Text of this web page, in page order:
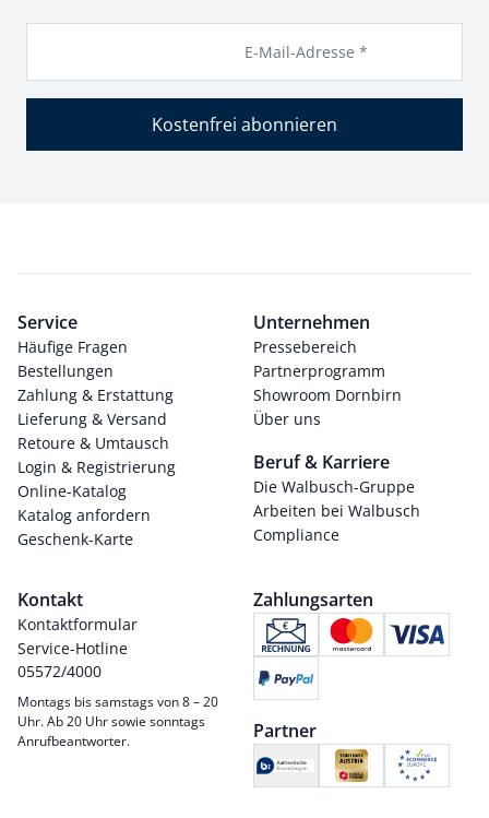
E-Mail-Adresse *
Kostenfrei abonnieren
Service
Häufige Fragen
Bestellungen
Zahlung & Erstattung
Lieferung & Versand
Retoure & Umtausch
Login & Registrierung
Online-Katalog
Katalog anfordern
Geschenk-Karte
Unternehmen
Pressebereich
Partnerprogramm
Showroom Dornbirn
Über uns
Beruf & Karriere
Die Walbusch-Gruppe
Arbeiten bei Walbusch
Compliance
Kontakt
Kontaktformular
Service-Hotline
05572/4000
Montags bis samstags von 8 – 20
Uhr. Ab 20 Uhr sowie sonntags
Anrufbeantworter.
Zahlungsarten
Partner